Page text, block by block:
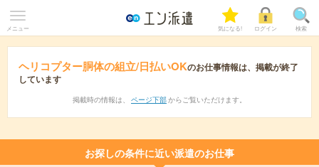
メニュー 気になる! ログイン 検索
ヘリコプター胴体の組立/日払いOKのお仕事情報は、掲載が終了
しています
掲載時の情報は、 ページ下部 からご覧いただけます。
お探しの条件に近い派遣のお仕事